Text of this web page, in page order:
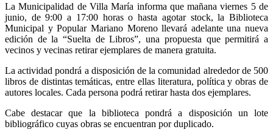
La Municipalidad de Villa María informa que mañana viernes 5 de
junio, de 9:00 a 17:00 horas o hasta agotar stock, la Biblioteca
Municipal y Popular Mariano Moreno llevará adelante una nueva
edición de la “Suelta de Libros”, una propuesta que permitirá a
vecinos y vecinas retirar ejemplares de manera gratuita.
La actividad pondrá a disposición de la comunidad alrededor de 500
libros de distintas temáticas, entre ellas literatura, política y obras de
autores locales. Cada persona podrá retirar hasta dos ejemplares.
Cabe destacar que la biblioteca pondrá a disposición un lote
bibliográfico cuyas obras se encuentran por duplicado.